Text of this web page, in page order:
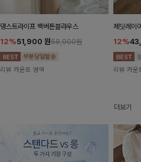
댕스트라이프 백버튼블라우스
12%51,900 원58,900원
리뷰 카운트 영역
제딧레이
12%
리뷰 카운
더보기